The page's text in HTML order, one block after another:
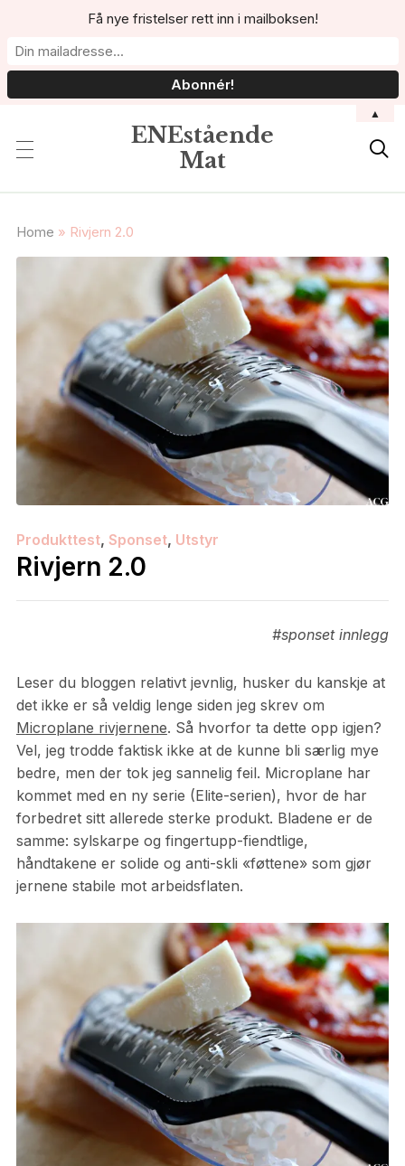
ENEstående
Mat

Home » Rivjern 2.0
Produkttest, Sponset, Utstyr
Rivjern 2.0
#sponset innlegg
Leser du bloggen relativt jevnlig, husker du kanskje at
det ikke er så veldig lenge siden jeg skrev om
Microplane rivjernene. Så hvorfor ta dette opp igjen?
Vel, jeg trodde faktisk ikke at de kunne bli særlig mye
bedre, men der tok jeg sannelig feil. Microplane har
kommet med en ny serie (Elite-serien), hvor de har
forbedret sitt allerede sterke produkt. Bladene er de
samme: sylskarpe og fingertupp-fiendtlige,
håndtakene er solide og anti-skli «føttene» som gjør
jernene stabile mot arbeidsflaten.
Få nye fristelser rett inn i mailboksen!
▲